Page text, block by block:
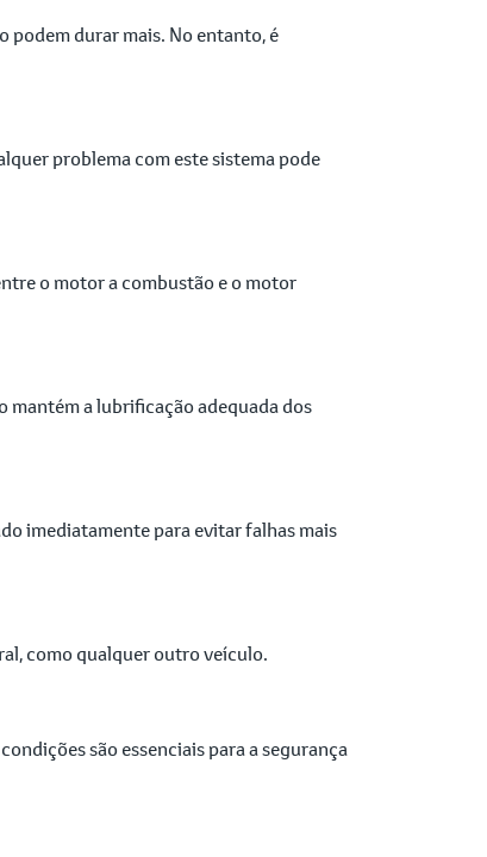
podem durar mais. No entanto, é
problema com este sistema pode
o motor a combustão e o motor
a lubrificação adequada dos
imediatamente para evitar falhas mais
como qualquer outro veículo.
são essenciais para a segurança